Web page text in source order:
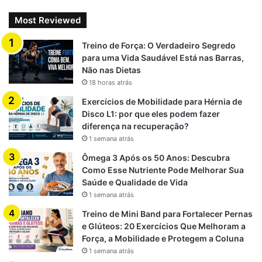
Most Reviewed
Treino de Força: O Verdadeiro Segredo
para uma Vida Saudável Está nas Barras,
Não nas Dietas
18 horas atrás
Exercícios de Mobilidade para Hérnia de
Disco L1: por que eles podem fazer
diferença na recuperação?
1 semana atrás
Ômega 3 Após os 50 Anos: Descubra
Como Esse Nutriente Pode Melhorar Sua
Saúde e Qualidade de Vida
1 semana atrás
Treino de Mini Band para Fortalecer Pernas
e Glúteos: 20 Exercícios Que Melhoram a
Força, a Mobilidade e Protegem a Coluna
1 semana atrás